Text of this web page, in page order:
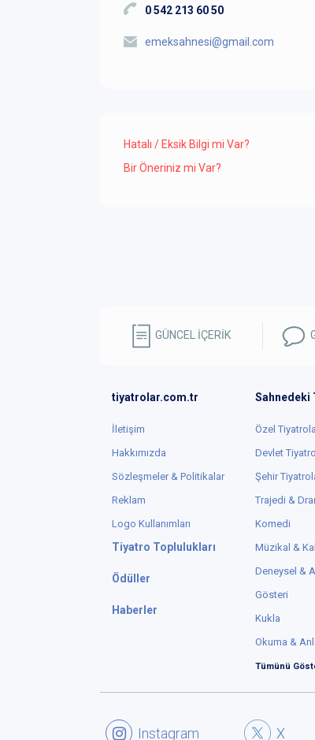
0 542 213 60 50
emeksahnesi@gmail.com
Hatalı / Eksik Bilgi mi Var?
Bir Öneriniz mi Var?
GÜNCEL İÇERİK
tiyatrolar.com.tr
İletişim
Hakkımızda
Sözleşmeler & Politikalar
Reklam
Logo Kullanımları
Tiyatro Toplulukları
Ödüller
Haberler
Sahnedeki
Özel
Devlet
Şehir
Trajedi &
Komedi
Müzikal &
Deneysel &
Gösteri
Kukla
Okuma &
Tümünü
X
Instagram